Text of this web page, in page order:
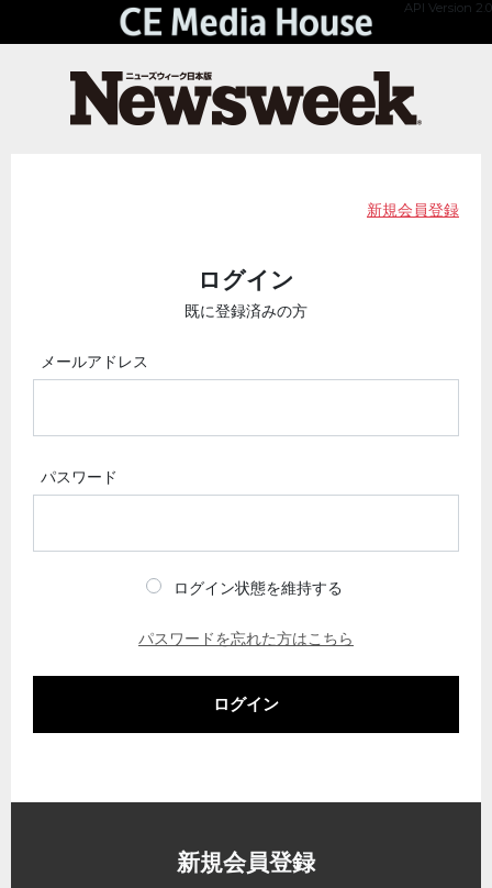
API Version 2.0
新規会員登録
ログイン
既に登録済みの方
メールアドレス
パスワード
ログイン状態を維持する
パスワードを忘れた方はこちら
ログイン
新規会員登録